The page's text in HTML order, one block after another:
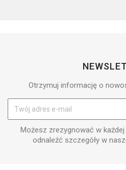
Otrzymuj informację o
Możesz zrezygnować w
odnaleźć szczegóły w